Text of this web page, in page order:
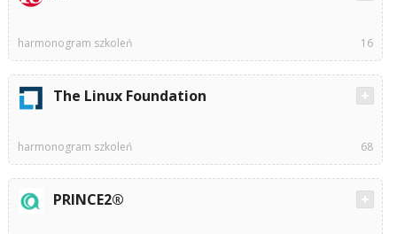
harmonogram szkoleń 16
The Linux Foundation
harmonogram szkoleń 68
PRINCE2®